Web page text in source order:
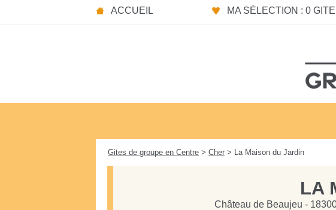
ACCUEIL MA SÉLECTION : 0 GITE
Gites de groupe en Centre > Cher > La Maison du Jardin
LA
Château de Beaujeu -
Panneau de gestion des cookies